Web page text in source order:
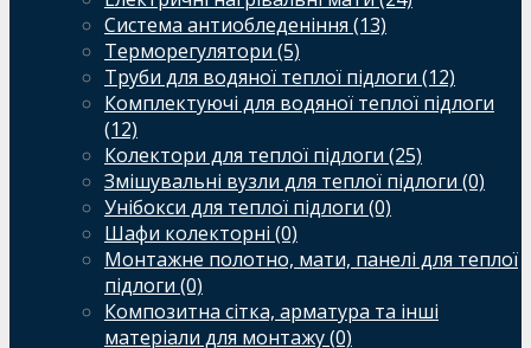
Система антиобледеніння (13)
Терморегулятори (5)
Труби для водяної теплої підлоги (12)
Комплектуючі для водяної теплої підлоги
(12)
Колектори для теплої підлоги (25)
Змішувальні вузли для теплої підлоги (0)
Унібокси для теплої підлоги (0)
Шафи колекторні (0)
Монтажне полотно, мати, панелі для теплої
підлоги (0)
Композитна сітка, арматура та інші
матеріали для монтажу (0)